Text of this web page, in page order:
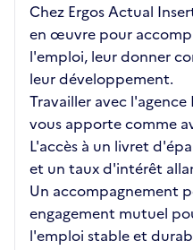
Chez Ergos Actual
en œuvre pour
l'emploi, leur donner
leur développement.
Travailler avec l'agence
vous apporte comme
L'accès à un livret
et un taux d'intérêt
Un accompagnement
engagement mutuel
l'emploi stable et